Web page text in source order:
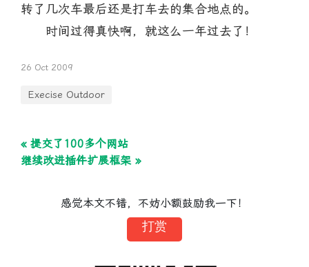
转了几次车最后还是打车去的集合地点的。
时间过得真快啊，就这么一年过去了！
26 Oct 2009
Execise Outdoor
« 提交了100多个网站
继续改进插件扩展框架 »
感觉本文不错，不妨小额鼓励我一下！
打赏